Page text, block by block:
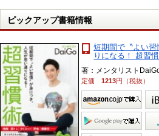
ピックアップ書籍情報
短期間で〝よい
りになる！ 超習
著：メンタリスト
定価1213円（税抜）